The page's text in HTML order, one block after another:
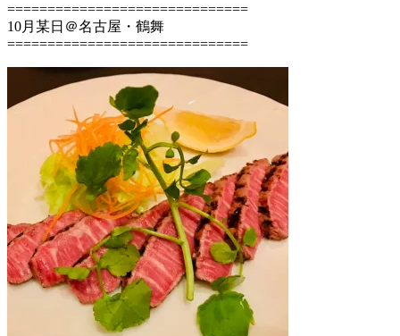
==============================
10月某日＠名古屋・鶴舞
==============================